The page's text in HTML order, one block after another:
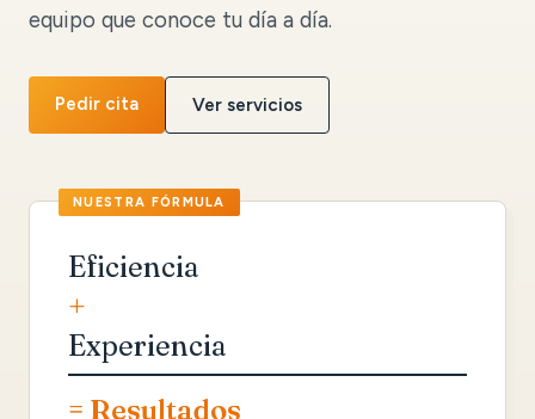
equipo que conoce tu día a día.
Pedir cita Ver servicios
Eficiencia
+
Experiencia
= Resultados